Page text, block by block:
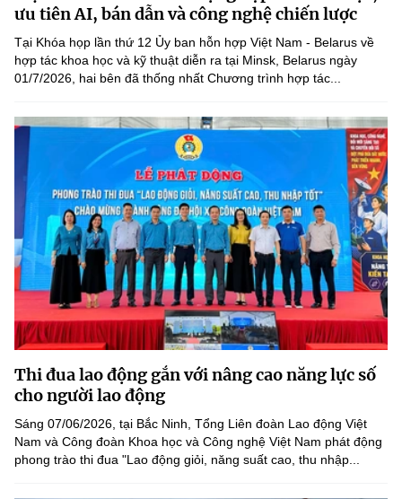
ưu tiên AI, bán dẫn và công nghệ chiến lược
Tại Khóa họp lần thứ 12 Ủy ban hỗn hợp Việt Nam - Belarus về
hợp tác khoa học và kỹ thuật diễn ra tại Minsk, Belarus ngày
01/7/2026, hai bên đã thống nhất Chương trình hợp tác...
Thi đua lao động gắn với nâng cao năng lực số
cho người lao động
Sáng 07/06/2026, tại Bắc Ninh, Tổng Liên đoàn Lao động Việt
Nam và Công đoàn Khoa học và Công nghệ Việt Nam phát động
phong trào thi đua "Lao động giỏi, năng suất cao, thu nhập...